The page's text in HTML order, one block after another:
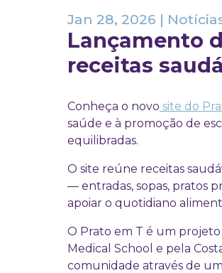
Lançamento
receitas
Jan 28, 2026 |
Conheça o novo site do
saúde e à promoção de
equilibradas.
O site reúne receitas
— entradas, sopas, pratos
apoiar o quotidiano
O Prato em T é um projeto
Medical School e pela
comunidade através de